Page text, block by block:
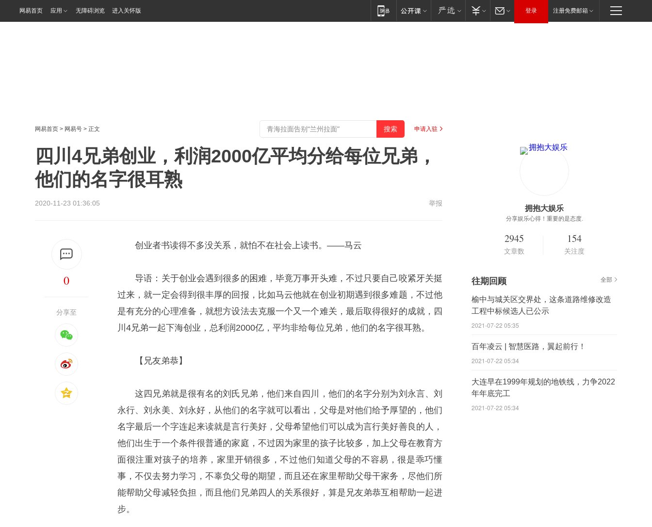
网易首页 应用 无障碍浏览 进入关怀版 登录 注册免费邮箱
网易首页 > 网易号 > 正文 申请入驻
四川4兄弟创业，利润2000亿平均分给每位兄弟，
他们的名字很耳熟
2020-11-23 01:36:05 举报
0
分享至
创业者书读得不多没关系，就怕不在社会上读书。——马云
导语：关于创业会遇到很多的困难，毕竟万事开头难，不过只要自己咬紧牙关挺
过来，就一定会得到很丰厚的回报，比如马云他就在创业初期遇到很多难题，不过他
是有充分的心理准备，就想方设法去克服一个又一个难关，最后取得很好的成就，四
川4兄弟一起下海创业，总利润2000亿，平均非给每位兄弟，他们的名字很耳熟。
【兄友弟恭】
这四兄弟就是很有名的刘氏兄弟，他们来自四川，他们的名字分别为刘永言、刘
永行、刘永美、刘永好，从他们的名字就可以看出，父母是对他们给予厚望的，他们
名字最后一个字连起来读就是言行美好，父母希望他们可以成为言行美好善良的人，
他们出生于一个条件很普通的家庭，不过因为家里的孩子比较多，加上父母在教育方
面很注重对孩子的培养，家里开销很多，不过他们知道父母的不容易，很是乖巧懂
事，不仅去努力学习，不辜负父母的期望，而且还在家里帮助父母干家务，尽他们所
能帮助父母减轻负担，而且他们兄弟四人的关系很好，算是兄友弟恭互相帮助一起进
步。
拥抱大娱乐
分享娱乐心得！重要的是态度.
2945
文章数
154
关注度
往期回顾 全部
榆中与城关区交界处，这条道路维修改造
工程中标候选人已公示
2021-07-22 05:35
百年凌云 | 智慧医路，翼起前行！
2021-07-22 05:34
大连早在1999年规划的地铁线，力争2022
年年底完工
2021-07-22 05:34